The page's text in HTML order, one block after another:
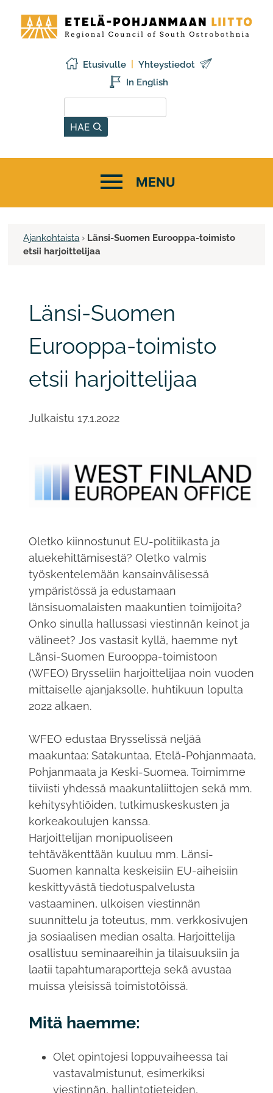
sisältöön
Pohjanmaan
liitto
Etusivulle Yhteystiedot
HAE
In English
Ajankohtaista › Länsi-Suomen Eurooppa-toimisto
etsii harjoittelijaa
Länsi-Suomen
Eurooppa-toimisto
etsii harjoittelijaa
Julkaistu 17.1.2022
Oletko kiinnostunut EU-politiikasta ja
aluekehittämisestä? Oletko valmis
työskentelemään kansainvälisessä
ympäristössä ja edustamaan
länsisuomalaisten maakuntien toimijoita?
Onko sinulla hallussasi viestinnän keinot ja
välineet? Jos vastasit kyllä, haemme nyt
Länsi-Suomen Eurooppa-toimistoon
(WFEO) Brysseliin harjoittelijaa noin vuoden
mittaiselle ajanjaksolle, huhtikuun lopulta
2022 alkaen.
WFEO edustaa Brysselissä neljää
maakuntaa: Satakuntaa, Etelä-Pohjanmaata,
Pohjanmaata ja Keski-Suomea. Toimimme
tiiviisti yhdessä maakuntaliittojen sekä mm.
kehitysyhtiöiden, tutkimuskeskusten ja
korkeakoulujen kanssa.
Harjoittelijan monipuoliseen
tehtäväkenttään kuuluu mm. Länsi-
Suomen kannalta keskeisiin EU-aiheisiin
keskittyvästä tiedotuspalvelusta
vastaaminen, ulkoisen viestinnän
suunnittelu ja toteutus, mm. verkkosivujen
ja sosiaalisen median osalta. Harjoittelija
osallistuu seminaareihin ja tilaisuuksiin ja
laatii tapahtumaraportteja sekä avustaa
muissa yleisissä toimistotöissä.
Mitä haemme:
Olet opintojesi loppuvaiheessa tai
vastavalmistunut, esimerkiksi
viestinnän, hallintotieteiden,